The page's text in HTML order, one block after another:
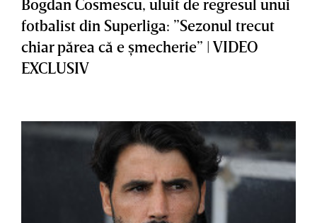
fotbalist din Superliga: ”Sezonul trecut
chiar părea că e şmecherie” | VIDEO
EXCLUSIV